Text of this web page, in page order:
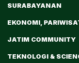
SURABAYANAN
EKONOMI,
JATIM COMMUNITY
TEKNOLOGI &